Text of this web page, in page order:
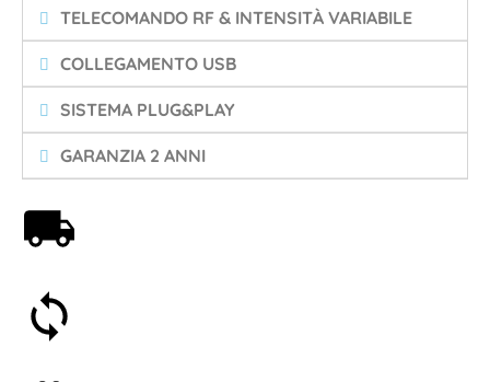
TELECOMANDO RF & INTENSITÀ VARIABILE
COLLEGAMENTO USB
SISTEMA PLUG&PLAY
GARANZIA 2 ANNI